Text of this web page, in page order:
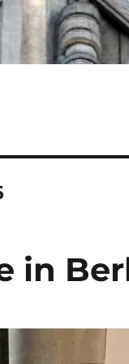
in